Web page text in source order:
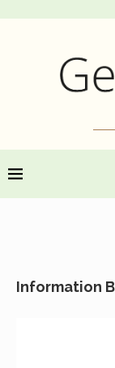
Information